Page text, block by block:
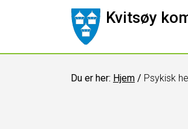
Kvitsøy
Du er her: Hjem / Psykisk